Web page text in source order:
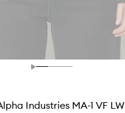
Industries MA-1 VF LW